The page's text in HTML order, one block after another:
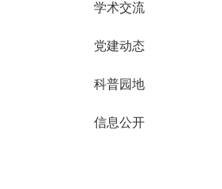
学术交流
党建动态
科普园地
信息公开